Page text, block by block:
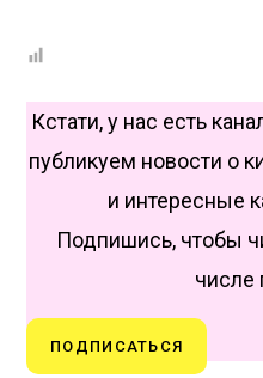
Кстати, у нас есть
публикуем новости о
и интересные
Подпишись, чтобы
числе
ПОДПИСАТЬСЯ